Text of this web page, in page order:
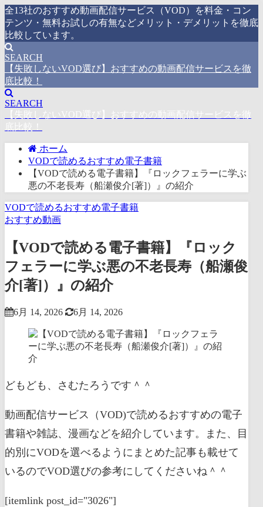
全13社のおすすめ動画配信サービス（VOD）を料金・コン
テンツ・無料お試しの有無などメリット・デメリットを徹底
比較しています。
SEARCH
【失敗しないVOD選び】おすすめの動画配信サービスを徹
底比較！
SEARCH
【失敗しないVOD選び】おすすめの動画配信サービスを徹
底比較！
ホーム
VODで読めるおすすめ電子書籍
【VODで読める電子書籍】『ロックフェラーに学ぶ
悪の不老長寿（船瀬俊介[著]）』の紹介
VODで読めるおすすめ電子書籍
おすすめ動画
【VODで読める電子書籍】『ロック
フェラーに学ぶ悪の不老長寿（船瀬俊
介[著]）』の紹介
6月 14, 2026 6月 14, 2026
どもども、さむたろうです＾＾
動画配信サービス（VOD)で読めるおすすめの電子
書籍や雑誌、漫画などを紹介しています。また、目
的別にVODを選べるようにまとめた記事も載せて
いるのでVOD選びの参考にしてくださいね＾＾
[itemlink post_id="3026"]